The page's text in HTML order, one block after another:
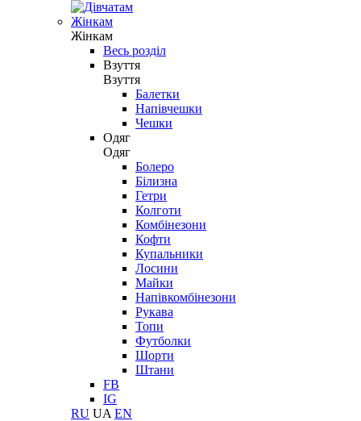
Жінкам
Жінкам
Весь розділ
Взуття
Взуття
Балетки
Напівчешки
Чешки
Одяг
Одяг
Болеро
Білизна
Гетри
Колготи
Комбінезони
Кофти
Купальники
Лосини
Майки
Напівкомбінезони
Рукава
Топи
Футболки
Шорти
Штани
FB
IG
RU UA EN